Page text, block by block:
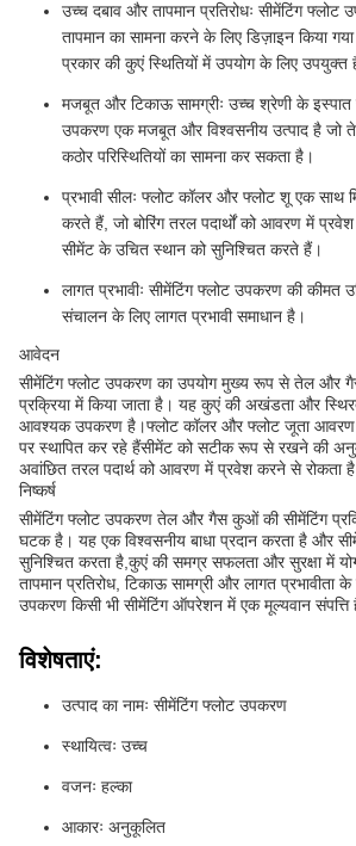
उच्च दबाव और तापमान प्रतिरोधः सीमेंटिंग
तापमान का सामना करने के लिए डिज़ाइन किया
प्रकार की कुएं स्थितियों में उपयोग के लिए उपयुक्त
मजबूत और टिकाऊ सामग्रीः उच्च श्रेणी के इस्पात
उपकरण एक मजबूत और विश्वसनीय उत्पाद है जो
कठोर परिस्थितियों का सामना कर सकता है।
प्रभावी सीलः फ्लोट कॉलर और फ्लोट शू एक साथ
करते हैं, जो बोरिंग तरल पदार्थों को आवरण में
सीमेंट के उचित स्थान को सुनिश्चित करते हैं।
लागत प्रभावीः सीमेंटिंग फ्लोट उपकरण की कीमत
संचालन के लिए लागत प्रभावी समाधान है।
आवेदन
सीमेंटिंग फ्लोट उपकरण का उपयोग मुख्य रूप से तेल और
प्रक्रिया में किया जाता है। यह कुएं की अखंडता और
आवश्यक उपकरण है।फ्लोट कॉलर और फ्लोट जूता आवरण
पर स्थापित कर रहे हैंसीमेंट को सटीक रूप से रखने की
अवांछित तरल पदार्थ को आवरण में प्रवेश करने से रोकता
निष्कर्ष
सीमेंटिंग फ्लोट उपकरण तेल और गैस कुओं की सीमेंटिंग
घटक है। यह एक विश्वसनीय बाधा प्रदान करता है और
सुनिश्चित करता है,कुएं की समग्र सफलता और सुरक्षा में
तापमान प्रतिरोध, टिकाऊ सामग्री और लागत प्रभावीता
उपकरण किसी भी सीमेंटिंग ऑपरेशन में एक मूल्यवान संपत्ति
विशेषताएं:
उत्पाद का नामः सीमेंटिंग फ्लोट उपकरण
स्थायित्वः उच्च
वजनः हल्का
आकारः अनुकूलित